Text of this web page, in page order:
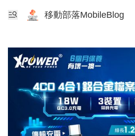
移動部落MobileBlog